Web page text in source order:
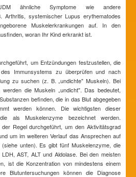
ähnliche Symptome wie andere
Arthritis, systemischer Lupus erythematodes
Muskelerkrankungen auf. In den
woran Ihr Kind erkrankt ist.
um Entzündungen festzustellen, die
des Immunsystems zu überprüfen und nach
zu suchen (z. B. „undichte" Muskeln). Bei
die Muskeln „undicht". Das bedeutet,
befinden, die in das Blut abgegeben
werden können. Die wichtigsten dieser
als Muskelenzyme bezeichnet werden.
Regel durchgeführt, um den Aktivitätsgrad
um im weiteren Verlauf das Ansprechen auf
unten). Es gibt fünf Muskelenzyme, die
AST, ALT und Aldolase. Bei den meisten
ist die Konzentration von mindestens einem
Blutuntersuchungen können die Diagnose